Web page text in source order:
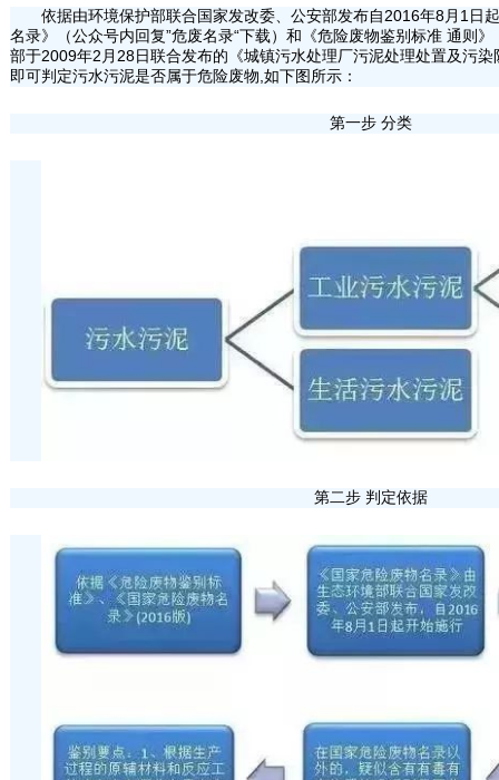
依据由环境保护部联合国家发改委、公安部发布自2016年8月1日
名录》（公众号内回复”危废名录“下载）和《危险废物鉴别标准 通则
部于2009年2月28日联合发布的《城镇污水处理厂污泥处理处置及污
即可判定污水污泥是否属于危险废物,如下图所示：
第一步 分类
第二步 判定依据